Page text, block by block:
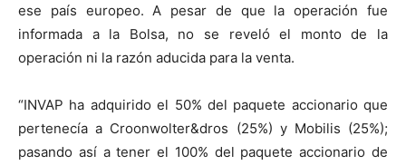
ese país europeo. A pesar de que la operación fue
informada a la Bolsa, no se reveló el monto de la
operación ni la razón aducida para la venta.
“INVAP ha adquirido el 50% del paquete accionario que
pertenecía a Croonwolter&dros (25%) y Mobilis (25%);
pasando así a tener el 100% del paquete accionario de